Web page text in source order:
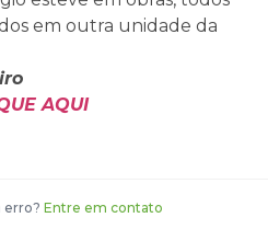
em outra unidade da
AQUI
erro? Entre em contato